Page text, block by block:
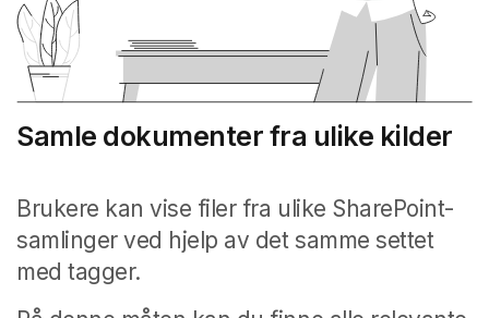
Samle dokumenter fra ulike kilder
Brukere kan vise filer fra ulike SharePoint-
samlinger ved hjelp av det samme settet
med tagger.